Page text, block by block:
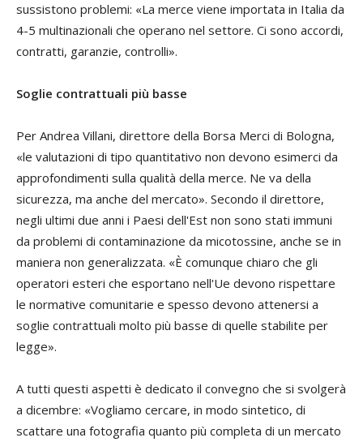
sussistono problemi: «La merce viene importata in Italia da
4-5 multinazionali che operano nel settore. Ci sono accordi,
contratti, garanzie, controlli».
Soglie contrattuali più basse
Per Andrea Villani, direttore della Borsa Merci di Bologna,
«le valutazioni di tipo quantitativo non devono esimerci da
approfondimenti sulla qualità della merce. Ne va della
sicurezza, ma anche del mercato». Secondo il direttore,
negli ultimi due anni i Paesi dell'Est non sono stati immuni
da problemi di contaminazione da micotossine, anche se in
maniera non generalizzata. «È comunque chiaro che gli
operatori esteri che esportano nell'Ue devono rispettare
le normative comunitarie e spesso devono attenersi a
soglie contrattuali molto più basse di quelle stabilite per
legge».
A tutti questi aspetti è dedicato il convegno che si svolgerà
a dicembre: «Vogliamo cercare, in modo sintetico, di
scattare una fotografia quanto più completa di un mercato